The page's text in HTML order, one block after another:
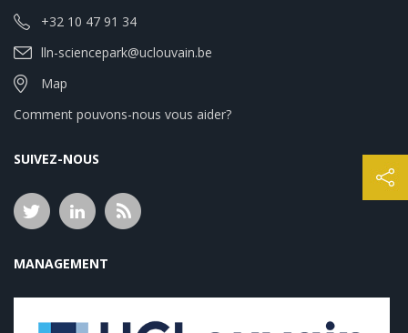
+32 10 47 91 34
lln-sciencepark@uclouvain.be
Map
Comment pouvons-nous vous aider?
SUIVEZ-NOUS
MANAGEMENT